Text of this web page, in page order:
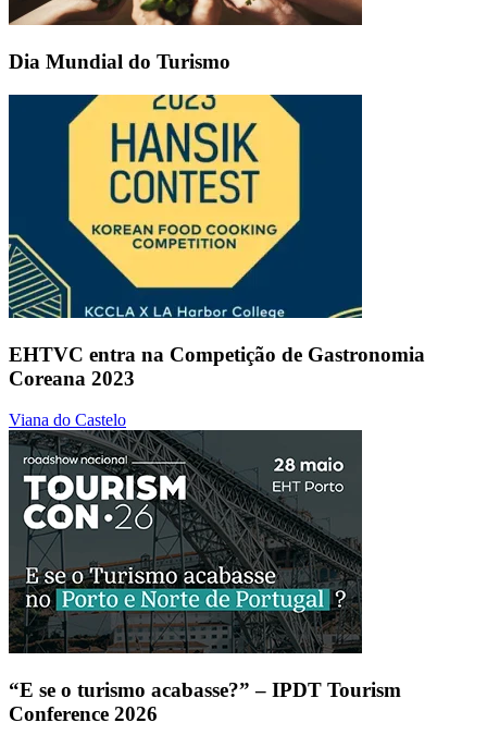
Dia Mundial do Turismo
EHTVC entra na Competição de Gastronomia
Coreana 2023
Viana do Castelo
“E se o turismo acabasse?” – IPDT Tourism
Conference 2026